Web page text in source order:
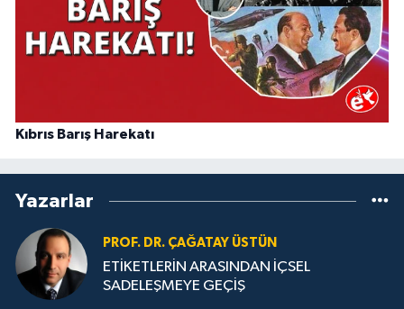
Kıbrıs Barış Harekatı
Yazarlar
PROF. DR. ÇAĞATAY ÜSTÜN
ETİKETLERİN ARASINDAN İÇSEL
SADELEŞMEYE GEÇİŞ